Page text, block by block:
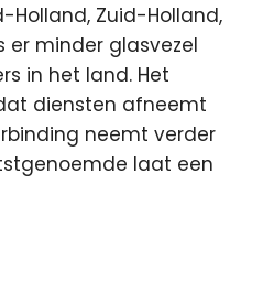
Holland, Zuid-Holland,
er minder glasvezel
in het land. Het
diensten afneemt
neemt verder
laat een